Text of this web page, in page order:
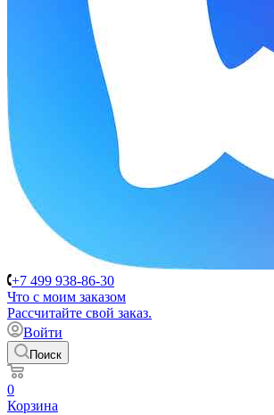
+7 499 938-86-30
Что с моим заказом
Расcчитайте свой заказ.
Войти
Поиск
0
Корзина